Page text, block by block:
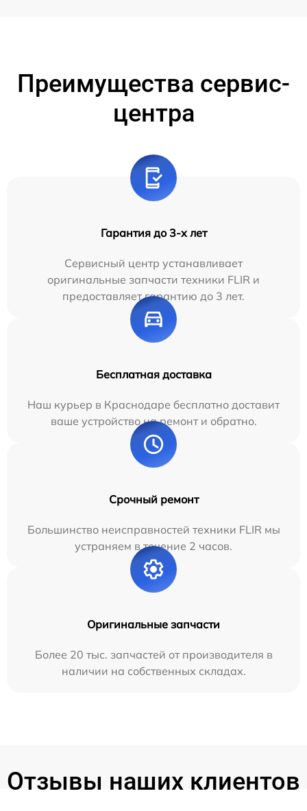
Преимущества сервис-
центра
Гарантия до 3-х лет
Сервисный центр устанавливает
оригинальные запчасти техники FLIR и
предоставляет гарантию до 3 лет.
Бесплатная доставка
Наш курьер в Краснодаре бесплатно доставит
ваше устройство на ремонт и обратно.
Срочный ремонт
Большинство неисправностей техники FLIR мы
устраняем в течение 2 часов.
Оригинальные запчасти
Более 20 тыс. запчастей от производителя в
наличии на собственных складах.
Отзывы наших клиентов